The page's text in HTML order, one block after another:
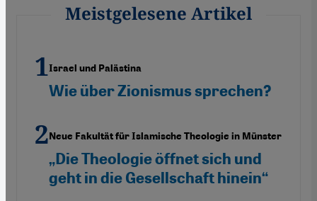
Meistgelesene Artikel
Israel und Palästina
Wie über Zionismus sprechen?
Neue Fakultät für Islamische Theologie in Münster
„Die Theologie öffnet sich und
geht in die Gesellschaft hinein“